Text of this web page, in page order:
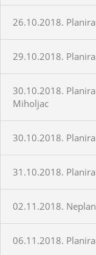
26.10.2018.
29.10.2018.
30.10.2018.
Miholjac
30.10.2018.
31.10.2018.
02.11.2018.
06.11.2018.